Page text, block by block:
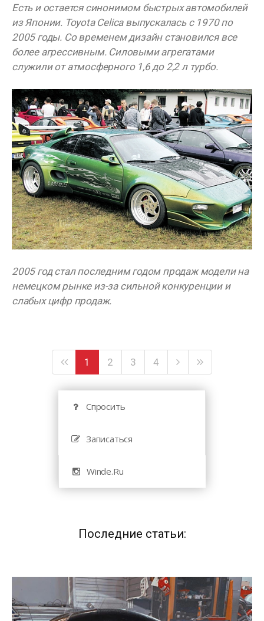
Есть и остается синонимом быстрых автомобилей
из Японии. Toyota Celica выпускалась с 1970 по
2005 годы. Со временем дизайн становился все
более агрессивным. Силовыми агрегатами
служили от атмосферного 1,6 до 2,2 л турбо.
2005 год стал последним годом продаж модели на
немецком рынке из-за сильной конкуренции и
слабых цифр продаж.
1 2 3 4
Спросить
Записаться
Winde.Ru
Последние статьи: